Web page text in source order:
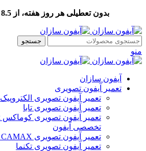
بدون تعطیلی هر روز هفته، از 8.5 صبح تا 9 شب
جستجو
منو
آیفون سازان
تعمیر آیفون تصویری
تعمیر آیفون تصویری الکتروپیک
تعمیر آیفون تصویری تابا
تخصصی آیفون
تعمیر آیفون تصویری CAMAX کامکث
تعمیر آیفون تصویری تکنما